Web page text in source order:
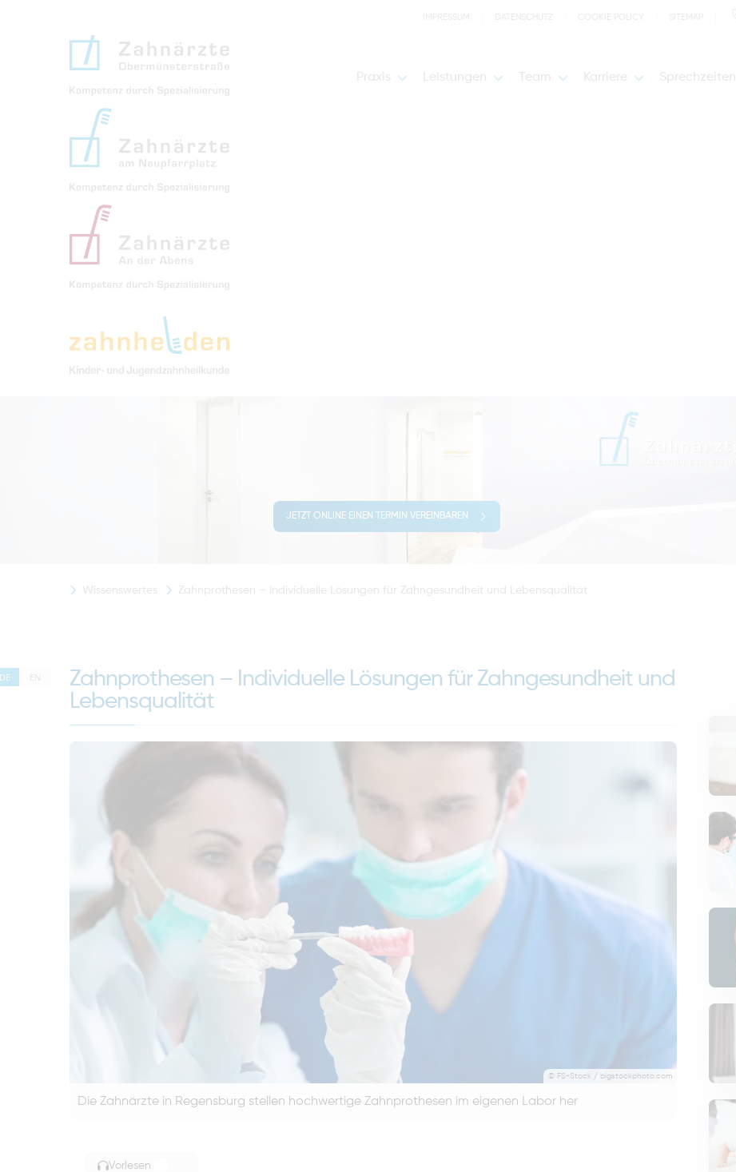
Praxis Leistungen Team Karriere Sprechzeiten
JETZT ONLINE EINEN TERMIN VEREINBAREN
Wissenswertes Zahnprothesen – Individuelle Lösungen für Zahngesundheit und Lebensqualität
DE EN
Zahnprothesen – Individuelle Lösungen für Zahngesundheit und
Lebensqualität
© FS-Stock / bigstockphoto.com
Die Zahnärzte in Regensburg stellen hochwertige Zahnprothesen im eigenen Labor her
Vorlesen